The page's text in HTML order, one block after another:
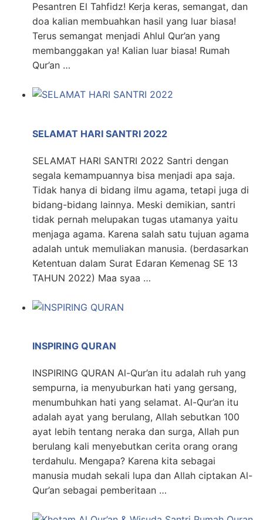
Pesantren El Tahfidz! Kerja keras, semangat, dan
doa kalian membuahkan hasil yang luar biasa!
Terus semangat menjadi Ahlul Qur’an yang
membanggakan ya! Kalian luar biasa! Rumah
Qur’an …
SELAMAT HARI SANTRI 2022
SELAMAT HARI SANTRI 2022 Santri dengan
segala kemampuannya bisa menjadi apa saja.
Tidak hanya di bidang ilmu agama, tetapi juga di
bidang-bidang lainnya. Meski demikian, santri
tidak pernah melupakan tugas utamanya yaitu
menjaga agama. Karena salah satu tujuan agama
adalah untuk memuliakan manusia. (berdasarkan
Ketentuan dalam Surat Edaran Kemenag SE 13
TAHUN 2022) Maa syaa …
INSPIRING QURAN
INSPIRING QURAN Al-Qur’an itu adalah ruh yang
sempurna, ia menyuburkan hati yang gersang,
menumbuhkan hati yang selamat. Al-Qur’an itu
adalah ayat yang berulang, Allah sebutkan 100
ayat lebih tentang neraka dan surga, Allah pun
berulang kali menyebutkan cerita orang orang
terdahulu. Mengapa? Karena kita sebagai
manusia mudah sekali lupa dan Allah ciptakan Al-
Qur’an sebagai pemberitaan …